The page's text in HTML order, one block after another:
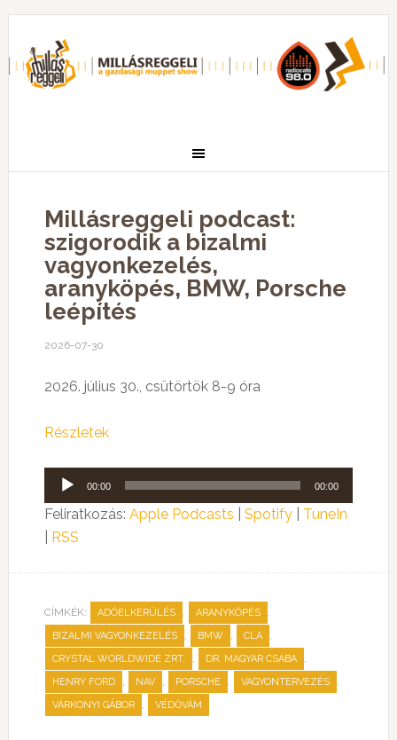
Millásreggeli podcast:
szigorodik a bizalmi
vagyonkezelés,
aranyköpés, BMW, Porsche
leépítés
2026-07-30
2026. július 30., csütörtök 8-9 óra
Részletek
Audió
lejátszó
00:00 00:00
Feliratkozás: Apple Podcasts Spotify| TuneIn
RSS
CÍMKÉK: ADÓELKERÜLÉS , ARANYKÖPÉS ,
BIZALMI VAGYONKEZELÉS , BMW , CLA ,
CRYSTAL WORLDWIDE ZRT. , DR. MAGYAR CSABA ,
HENRY FORD , NAV , PORSCHE , VAGYONTERVEZÉS ,
VÁRKONYI GÁBOR , VÉDŐVÁM